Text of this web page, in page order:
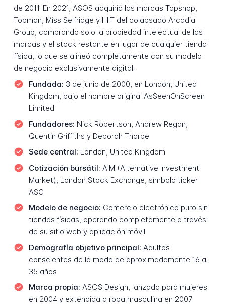
de 2011. En 2021, ASOS adquirió las marcas Topshop,
Topman, Miss Selfridge y HIIT del colapsado Arcadia
Group, comprando solo la propiedad intelectual de las
marcas y el stock restante en lugar de cualquier tienda
física, lo que se alineó completamente con su modelo
de negocio exclusivamente digital.
Fundada: 3 de junio de 2000, en London, United
Kingdom, bajo el nombre original AsSeenOnScreen
Limited
Fundadores: Nick Robertson, Andrew Regan,
Quentin Griffiths y Deborah Thorpe
Sede central: London, United Kingdom
Cotización bursátil: AIM (Alternative Investment
Market), London Stock Exchange, símbolo ticker
ASC
Modelo de negocio: Comercio electrónico puro sin
tiendas físicas, operando completamente a través
de su sitio web y aplicación móvil
Demografía objetivo principal: Adultos
conscientes de la moda de aproximadamente 16 a
35 años
Marca propia: ASOS Design, lanzada para mujeres
en 2004 y extendida a ropa masculina en 2007